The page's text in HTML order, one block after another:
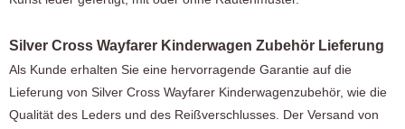
Silver Cross Wayfarer Kinderwagen Zubehör Lieferung
Als Kunde erhalten Sie eine hervorragende Garantie auf die
Lieferung von Silver Cross Wayfarer Kinderwagenzubehör, wie die
Qualität des Leders und des Reißverschlusses. Der Versand von